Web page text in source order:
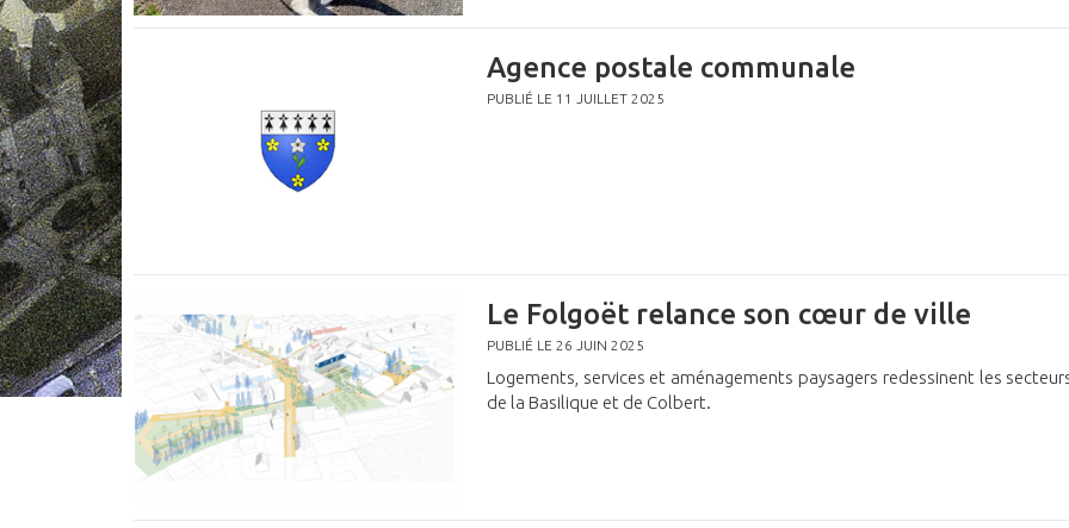
Agence postale communale
PUBLIÉ LE 11 JUILLET 2025
Le Folgoët relance son cœur de ville
PUBLIÉ LE 26 JUIN 2025
Logements, services et aménagements paysagers redessinent les
de la Basilique et de Colbert.